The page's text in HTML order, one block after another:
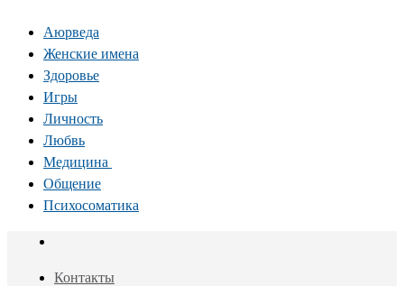
Аюрведа
Женские имена
Здоровье
Игры
Личность
Любвь
Медицина
Общение
Психосоматика
Контакты